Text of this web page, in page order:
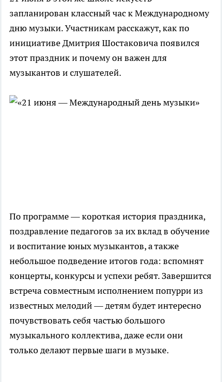
запланирован классный час к Международному
дню музыки. Участникам расскажут, как по
инициативе Дмитрия Шостаковича появился
этот праздник и почему он важен для
музыкантов и слушателей.
По программе — короткая история праздника,
поздравление педагогов за их вклад в обучение
и воспитание юных музыкантов, а также
небольшое подведение итогов года: вспомнят
концерты, конкурсы и успехи ребят. Завершится
встреча совместным исполнением попурри из
известных мелодий — детям будет интересно
почувствовать себя частью большого
музыкального коллектива, даже если они
только делают первые шаги в музыке.